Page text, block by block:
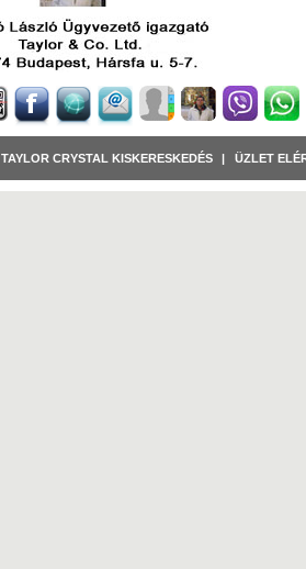
TAYLOR CRYSTAL KISKERESKEDÉS | ÜZLET